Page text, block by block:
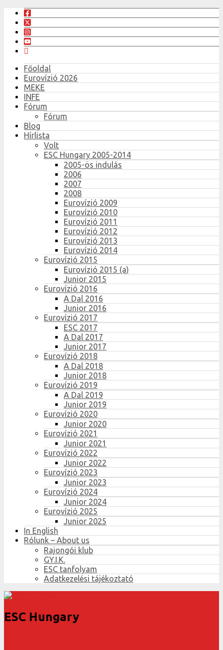
Főoldal
Eurovízió 2026
MEKE
INFE
Fórum
Fórum
Blog
Hírlista
Volt
ESC Hungary 2005-2014
2005-ös indulás
2006
2007
2008
Eurovízió 2009
Eurovízió 2010
Eurovízió 2011
Eurovízió 2012
Eurovízió 2013
Eurovízió 2014
Eurovízió 2015
Eurovízió 2015 (a)
Junior 2015
Eurovízió 2016
A Dal 2016
Junior 2016
Eurovízió 2017
ESC 2017
A Dal 2017
Junior 2017
Eurovízió 2018
A Dal 2018
Junior 2018
Eurovízió 2019
A Dal 2019
Junior 2019
Eurovízió 2020
Junior 2020
Eurovízió 2021
Junior 2021
Eurovízió 2022
Junior 2022
Eurovízió 2023
Junior 2023
Eurovízió 2024
Junior 2024
Eurovízió 2025
Junior 2025
In English
Rólunk – About us
Rajongói klub
GY.I.K.
ESC tanfolyam
Adatkezelési tájékoztató
ESC Hungary